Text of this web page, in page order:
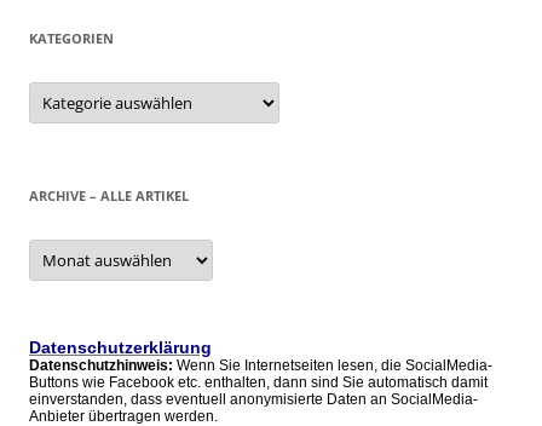
KATEGORIEN
Kategorien
ARCHIVE – ALLE ARTIKEL
Archive
alle
Datenschutzerklärung
Datenschutzhinweis: Wenn Sie Internetseiten lesen, die SocialMedia-
Buttons wie Facebook etc. enthalten, dann sind Sie automatisch damit
einverstanden, dass eventuell anonymisierte Daten an SocialMedia-
Anbieter übertragen werden.